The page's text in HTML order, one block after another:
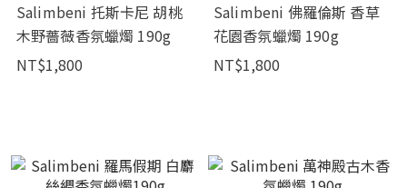
Salimbeni 托斯卡尼 胡桃
木野薔薇香氛蠟燭 190g
NT$1,800
Salimbeni 佛羅倫斯 香草
花園香氛蠟燭 190g
NT$1,800